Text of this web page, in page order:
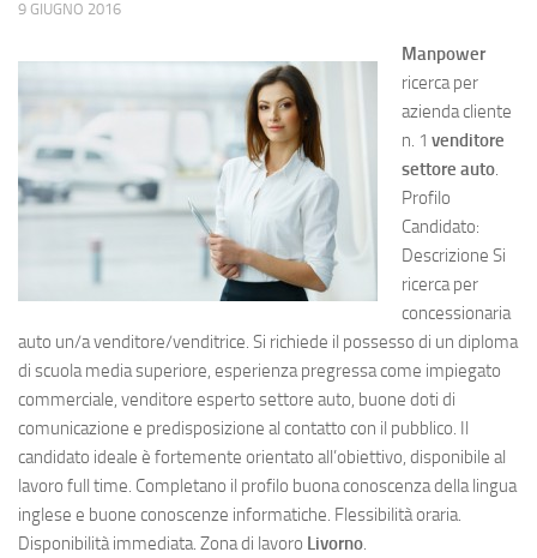
9 GIUGNO 2016
Manpower
ricerca per
azienda cliente
n. 1 venditore
settore auto.
Profilo
Candidato:
Descrizione Si
ricerca per
concessionaria
auto un/a venditore/venditrice. Si richiede il possesso di un diploma
di scuola media superiore, esperienza pregressa come impiegato
commerciale, venditore esperto settore auto, buone doti di
comunicazione e predisposizione al contatto con il pubblico. Il
candidato ideale è fortemente orientato all’obiettivo, disponibile al
lavoro full time. Completano il profilo buona conoscenza della lingua
inglese e buone conoscenze informatiche. Flessibilità oraria.
Disponibilità immediata. Zona di lavoro Livorno.